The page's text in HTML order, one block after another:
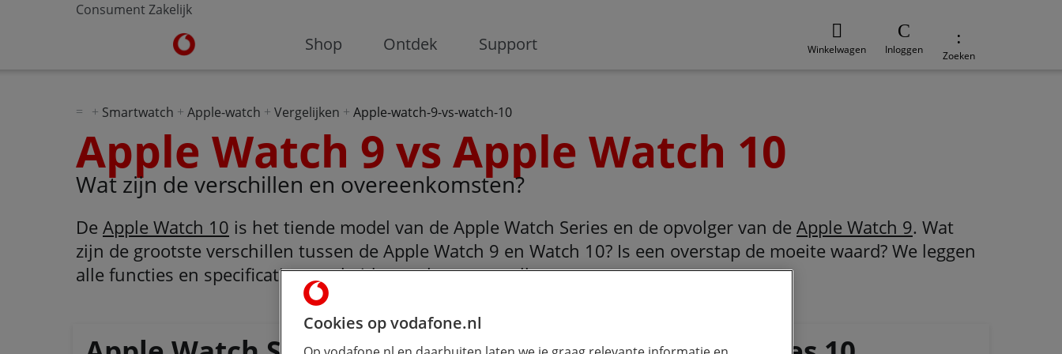
Consument Zakelijk
Ga naar de Vodafone homepage
Shop Ontdek Support Winkelwagen Inloggen Zoeken
Smartwatch Apple-watch Vergelijken Apple-watch-9-vs-watch-10
Apple Watch 9 vs Apple Watch 10
Wat zijn de verschillen en overeenkomsten?
De Apple Watch 10 is het tiende model van de Apple Watch Series en de opvolger van de Apple Watch 9. Wat
zijn de grootste verschillen tussen de Apple Watch 9 en Watch 10? Is een overstap de moeite waard? We leggen
alle functies en specificaties van beide watches naast elkaar.
Cookies op vodafone.nl